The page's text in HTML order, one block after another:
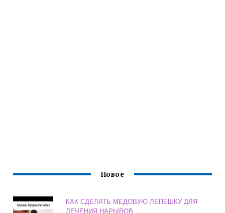
Новое
КАК СДЕЛАТЬ МЕДОВУЮ ЛЕПЕШКУ ДЛЯ
ЛЕЧЕНИЯ НАРЫВОВ